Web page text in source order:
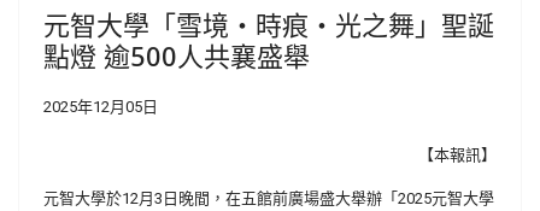
元智大學「雪境・時痕・光之舞」聖誕
點燈 逾500人共襄盛舉
2025年12月05日
【本報訊】
元智大學於12月3日晚間，在五館前廣場盛大舉辦「2025元智大學